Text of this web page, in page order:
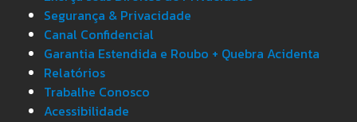
Segurança & Privacidade
Canal Confidencial
Garantia Estendida e Roubo + Quebra Acidenta
Relatórios
Trabalhe Conosco
Acessibilidade